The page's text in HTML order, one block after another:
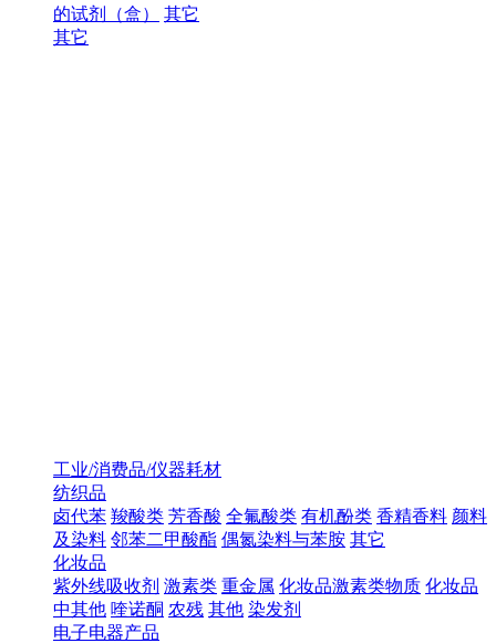
的试剂（盒）
其它
其它
工业/消费品/仪器耗材
纺织品
卤代苯 羧酸类 芳香酸 全氟酸类 有机酚类 香精香料 颜料
及染料 邻苯二甲酸酯 偶氮染料与苯胺 其它
化妆品
紫外线吸收剂 激素类 重金属 化妆品激素类物质 化妆品
中其他 喹诺酮 农残 其他 染发剂
电子电器产品